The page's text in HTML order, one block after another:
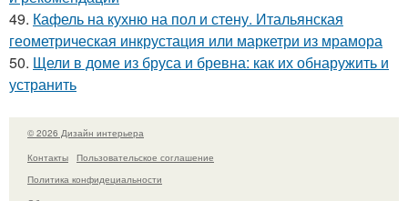
49. Кафель на кухню на пол и стену. Итальянская
геометрическая инкрустация или маркетри из мрамора
50. Щели в доме из бруса и бревна: как их обнаружить и
устранить
© 2026 Дизайн интерьера
Контакты
Пользовательское соглашение
Политика конфидециальности